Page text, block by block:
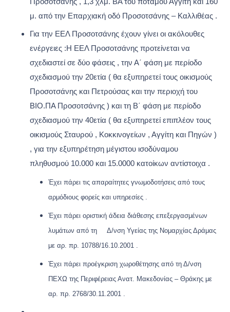
μ. από την Επαρχιακή οδό Προσοτσάνης – Καλλιθέας .
Για την ΕΕΛ Προσοτσάνης έχουν γίνει οι ακόλουθες
ενέργειες :Η ΕΕΛ Προσοτσάνης προτείνεται να
σχεδιαστεί σε δύο φάσεις , την Α΄ φάση με περίοδο
σχεδιασμού την 20ετία ( θα εξυπηρετεί τους οικισμούς
Προσοτσάνης και Πετρούσας και την περιοχή του
ΒΙΟ.ΠΑ Προσοτσάνης ) και τη Β΄ φάση με περίοδο
σχεδιασμού την 40ετία ( θα εξυπηρετεί επιπλέον τους
οικισμούς Σταυρού , Κοκκινογείων , Αγγίτη και Πηγών )
, για την εξυπηρέτηση μέγιστου ισοδύναμου
πληθυσμού 10.000 και 15.0000 κατοίκων αντίστοιχα .
Έχει πάρει τις απαραίτητες γνωμοδοτήσεις από τους
αρμόδιους φορείς και υπηρεσίες .
Έχει πάρει οριστική άδεια διάθεσης επεξεργασμένων
λυμάτων από τη Δ/νση Υγείας της Νομαρχίας Δράμας
με αρ. πρ. 10788/16.10.2001 .
Έχει πάρει προέγκριση χωροθέτησης από τη Δ/νση
ΠΕΧΩ της Περιφέρειας Ανατ. Μακεδονίας – Θράκης με
αρ. πρ. 2768/30.11.2001 .